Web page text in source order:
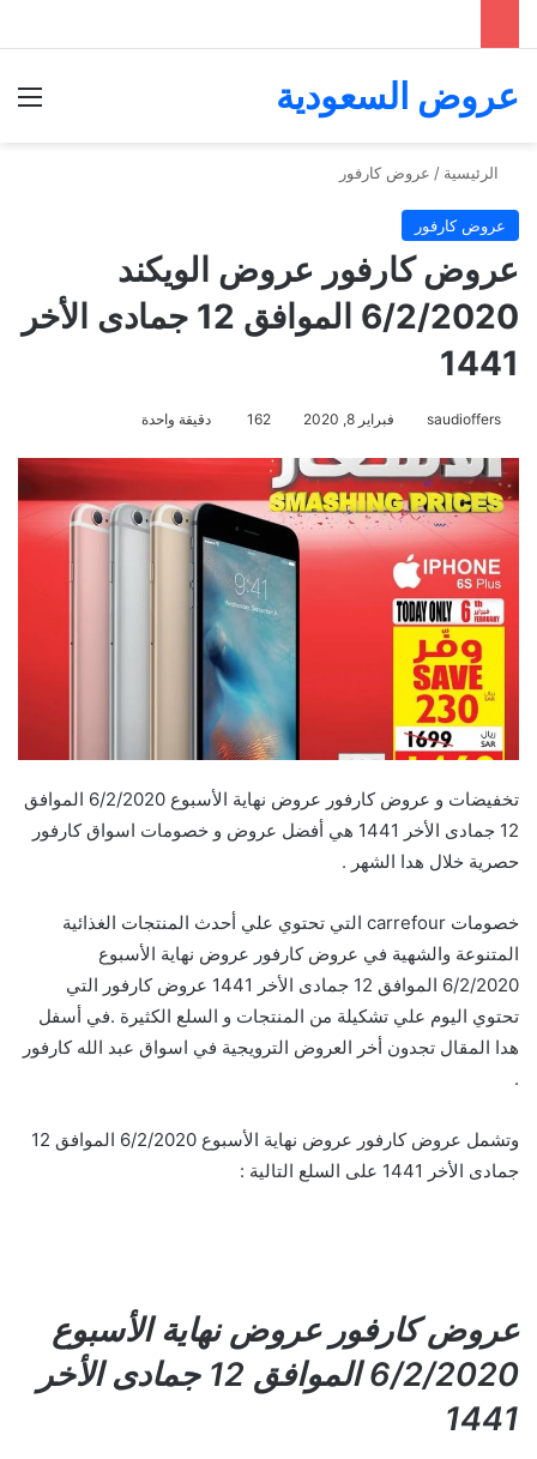
عروض السعودية
الرئيسية / عروض كارفور
عروض كارفور
عروض كارفور عروض الويكند
6/2/2020 الموافق 12 جمادى الأخر
1441
saudioffers فبراير 8, 2020 162 دقيقة واحدة
تخفيضات و عروض كارفور عروض نهاية الأسبوع 6/2/2020 الموافق
12 جمادى الأخر 1441 هي أفضل عروض و خصومات اسواق كارفور
حصرية خلال هدا الشهر .
خصومات carrefour التي تحتوي علي أحدث المنتجات الغذائية
المتنوعة والشهية في عروض كارفور عروض نهاية الأسبوع
6/2/2020 الموافق 12 جمادى الأخر 1441 عروض كارفور التي
تحتوي اليوم علي تشكيلة من المنتجات و السلع الكثيرة .في أسفل
هدا المقال تجدون أخر العروض الترويجية في اسواق عبد الله كارفور
.
وتشمل عروض كارفور عروض نهاية الأسبوع 6/2/2020 الموافق 12
جمادى الأخر 1441 على السلع التالية :
عروض كارفور عروض نهاية الأسبوع
6/2/2020 الموافق 12 جمادى الأخر
1441